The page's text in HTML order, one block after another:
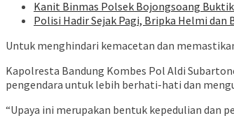
Kanit Binmas Polsek Bojongsoang
Polisi Hadir Sejak Pagi, Bripka Helmi dan
Untuk menghindari kemacetan dan
Kapolresta Bandung Kombes Pol Aldi
pengendara untuk lebih berhati-hati dan
“Upaya ini merupakan bentuk kepedulian dan